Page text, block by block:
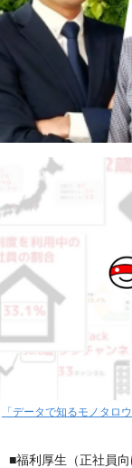
「データで知るモノタロ
■福利厚生（正社員